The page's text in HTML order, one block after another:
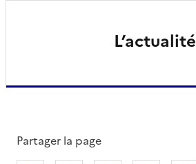
L’actualité
Partager la page